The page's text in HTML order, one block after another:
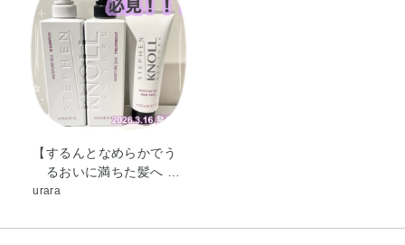
ル・シロキクラゲ多糖体・ジココイルエチルヒドロキシエ
チルモニウムメトサルフェート・ジココジモニウムクロリ
ド・ステアルトリモニウムクロリド・セテス－20・セラミ
ドNG・セラミドNP・フェニルトリメチコン・ベヘニルア
ルコール・ヤシ油・ラウレス－23・ラウレス－4・ラウレ
ス硫酸Na・フェノキシエタノール・メチルパラベン・安息
香酸Na
【するんとなめらかでう
るおいに満ちた髪へ …
urara